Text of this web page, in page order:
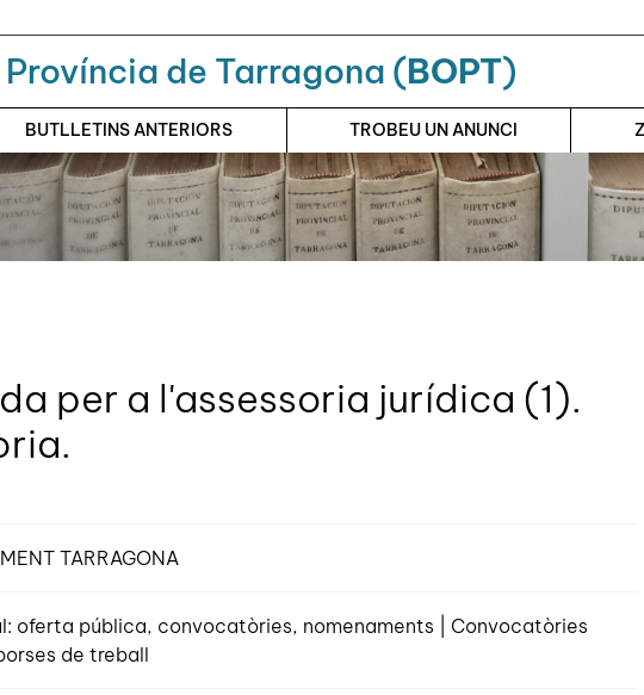
de Tarragona (BOPT)
BUTLLETINS ANTERIORS TROBEU UN ANUNCI
per a l'assessoria jurídica (1).
TARRAGONA
oferta pública, convocatòries, nomenaments | Convocatòries
de treball